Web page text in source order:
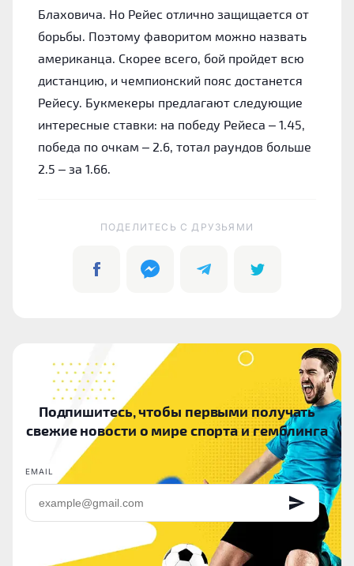
Блаховича. Но Рейес отлично защищается от
борьбы. Поэтому фаворитом можно назвать
американца. Скорее всего, бой пройдет всю
дистанцию, и чемпионский пояс достанется
Рейесу. Букмекеры предлагают следующие
интересные ставки: на победу Рейеса – 1.45,
победа по очкам – 2.6, тотал раундов больше
2.5 – за 1.66.
ПОДЕЛИТЕСЬ C ДРУЗЬЯМИ
Подпишитесь, чтобы первыми получать
свежие новости о мире спорта и гемблинга
EMAIL